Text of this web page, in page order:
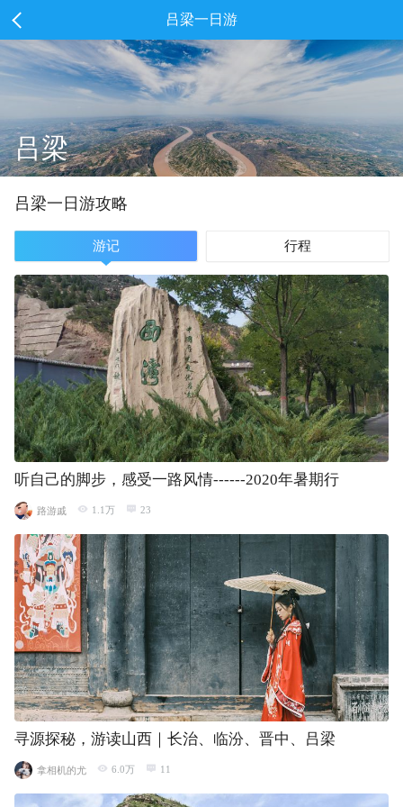
吕梁一日游
吕梁
吕梁一 日游攻略
游记 行程
听自己的脚步，感受一路风情------2020年暑期行
路游戚 1.1万 23
寻源探秘，游读山西｜长治、临汾、晋中、吕梁
拿相机的尤 6.0万 11